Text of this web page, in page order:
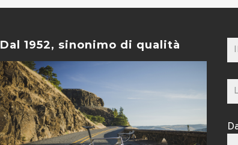
Dal 1952, sinonimo di qualità